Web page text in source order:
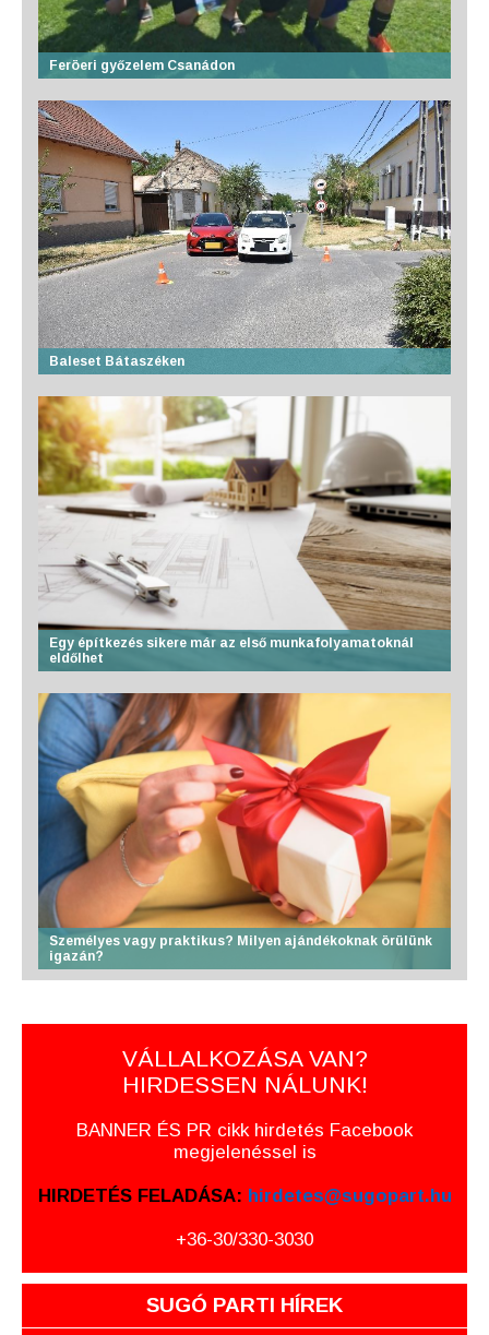
Feröeri győzelem Csanádon
Baleset Bátaszéken
Egy építkezés sikere már az első munkafolyamatoknál
eldőlhet
Személyes vagy praktikus? Milyen ajándékoknak örülünk
igazán?
VÁLLALKOZÁSA VAN?
HIRDESSEN NÁLUNK!
BANNER ÉS PR cikk hirdetés Facebook
megjelenéssel is
HIRDETÉS FELADÁSA: hirdetes@sugopart.hu
+36-30/330-3030
SUGÓ PARTI HÍREK